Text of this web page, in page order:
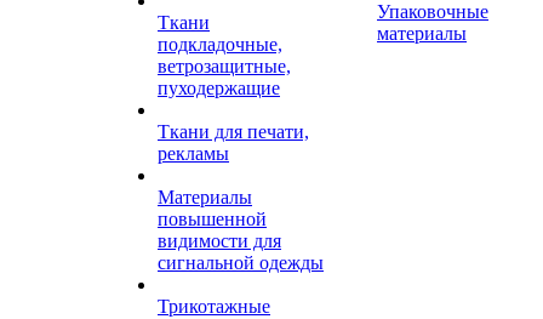
Ткани
подкладочные,
ветрозащитные,
пуходержащие
Ткани для печати,
рекламы
Материалы
повышенной
видимости для
сигнальной одежды
Трикотажные
Упаковочные
материалы